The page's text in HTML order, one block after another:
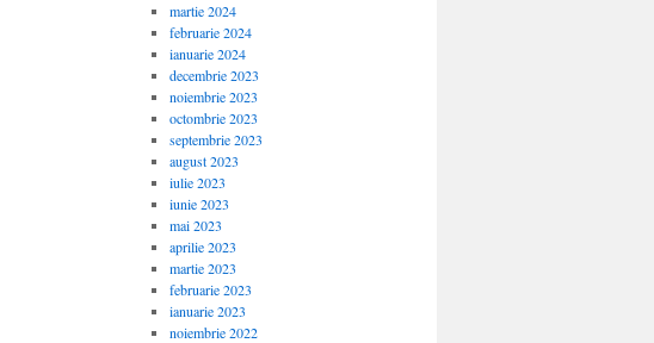
martie 2024
februarie 2024
ianuarie 2024
decembrie 2023
noiembrie 2023
octombrie 2023
septembrie 2023
august 2023
iulie 2023
iunie 2023
mai 2023
aprilie 2023
martie 2023
februarie 2023
ianuarie 2023
noiembrie 2022